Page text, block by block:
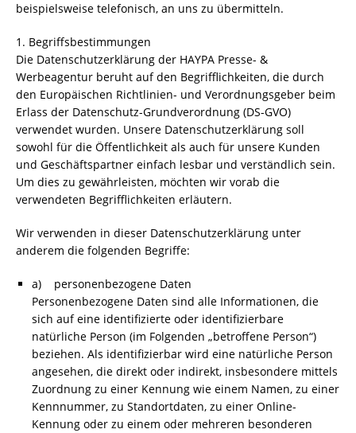
beispielsweise telefonisch, an uns zu übermitteln.
1. Begriffsbestimmungen
Die Datenschutzerklärung der HAYPA Presse- &
Werbeagentur beruht auf den Begrifflichkeiten, die durch
den Europäischen Richtlinien- und Verordnungsgeber beim
Erlass der Datenschutz-Grundverordnung (DS-GVO)
verwendet wurden. Unsere Datenschutzerklärung soll
sowohl für die Öffentlichkeit als auch für unsere Kunden
und Geschäftspartner einfach lesbar und verständlich sein.
Um dies zu gewährleisten, möchten wir vorab die
verwendeten Begrifflichkeiten erläutern.
Wir verwenden in dieser Datenschutzerklärung unter
anderem die folgenden Begriffe:
a) personenbezogene Daten
Personenbezogene Daten sind alle Informationen, die
sich auf eine identifizierte oder identifizierbare
natürliche Person (im Folgenden „betroffene Person“)
beziehen. Als identifizierbar wird eine natürliche Person
angesehen, die direkt oder indirekt, insbesondere mittels
Zuordnung zu einer Kennung wie einem Namen, zu einer
Kennnummer, zu Standortdaten, zu einer Online-
Kennung oder zu einem oder mehreren besonderen